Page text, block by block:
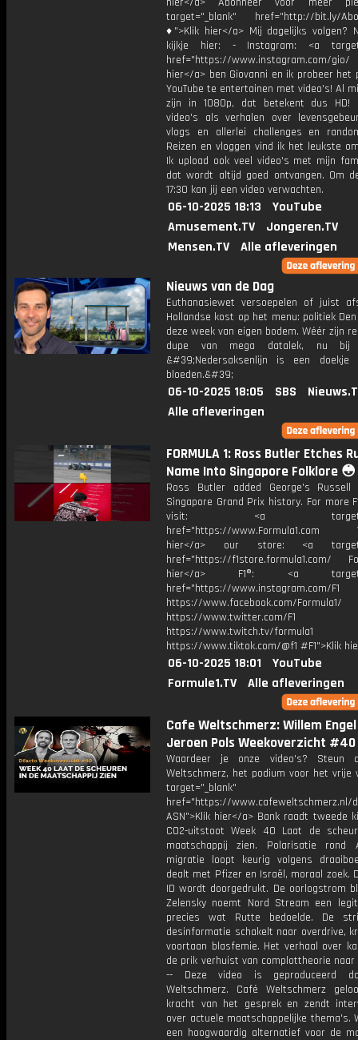
target="_blank" href="http://bit.ly/
♦">Klik hier</a> Mij dagelijks volgen?
kijkje hier: - Instagram: <a
href="https://www.instagram.com/
hier</a> ben Giovanni en ik probeer het
YouTube te entertainen met video's! Al
zijn in 1080p, dat betekent dus HD!
video's als verhalen over
vlogs en allerlei challenges en
Reizen en vloggen vind ik het leukste
Ik upload ook veel video's met mijn
dat wordt altijd goed ontvangen. Om
17:30 kan jij een video verwachten.
06-10-2025 18:13
YouTube
Amusement.TV
Jongeren.TV
Mensen.TV
Alle afleveringen
Nieuws van de Dag
Euthanasiewet versoepelen of juist
Hollandse kost op het menu: politiek
deze week van eigen bodem. Wéér zijn
dupe van mega datalek, nu bij
&#39;Nedersaksenlijn is een
bloeden.&#39;
06-10-2025 18:05 SBS
Alle afleveringen
FORMULA 1: Ross Butler Etches
Name Into Singapore Folklore 😳
Ross Butler added George's
Singapore Grand Prix history. For more
visit: <a
href="https://www.Formula1.com
hier</a> our store: <a
href="https://f1store.formula1.com/
hier</a> F1®: <a
href="https://www.instagram.com/F1
https://www.facebook.com/Formula1/
https://www.twitter.com/F1
https://www.twitch.tv/formula1
https://www.tiktok.com/@f1 #F1">Klik
06-10-2025 18:01
YouTube
Formule1.TV
Alle afleveringen
Cafe Weltschmerz: Willem
Jeroen Pols Weekoverzicht #40
Waardeer je onze video's? Steun
Weltschmerz, het podium voor het vrije
target="_blank"
href="https://www.cafeweltschmerz.nl/
ASN">Klik hier</a> Bank raadt tweede
CO2-uitstoot Week 40 Laat de
maatschappij zien. Polarisatie rond
migratie loopt keurig volgens
dealt met Pfizer en Israël, moraal zoek.
ID wordt doorgedrukt. De oorlogstrom
Zelensky noemt Nord Stream een
precies wat Rutte bedoelde. De
desinformatie schakelt naar overdrive,
voortaan blasfemie. Het verhaal over
de prik verhuist van complottheorie
-- Deze video is geproduceerd
Weltschmerz. Café Weltschmerz
kracht van het gesprek en zendt
over actuele maatschappelijke thema's.
een hoogwaardig alternatief voor de